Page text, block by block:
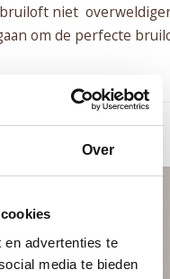
Over
en advertenties te
media te bieden
niet
om de perfecte